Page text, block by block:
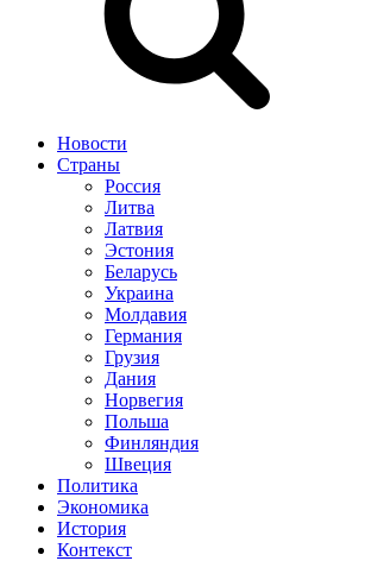
Новости
Страны
Россия
Литва
Латвия
Эстония
Беларусь
Украина
Молдавия
Германия
Грузия
Дания
Норвегия
Польша
Финляндия
Швеция
Политика
Экономика
История
Контекст